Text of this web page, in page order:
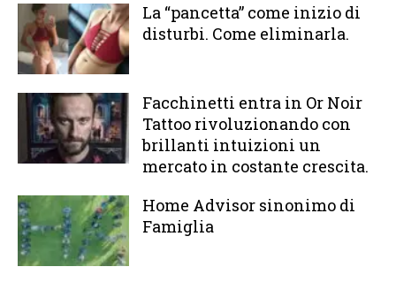
La “pancetta” come inizio di
disturbi. Come eliminarla.
Facchinetti entra in Or Noir
Tattoo rivoluzionando con
brillanti intuizioni un
mercato in costante crescita.
Home Advisor sinonimo di
Famiglia